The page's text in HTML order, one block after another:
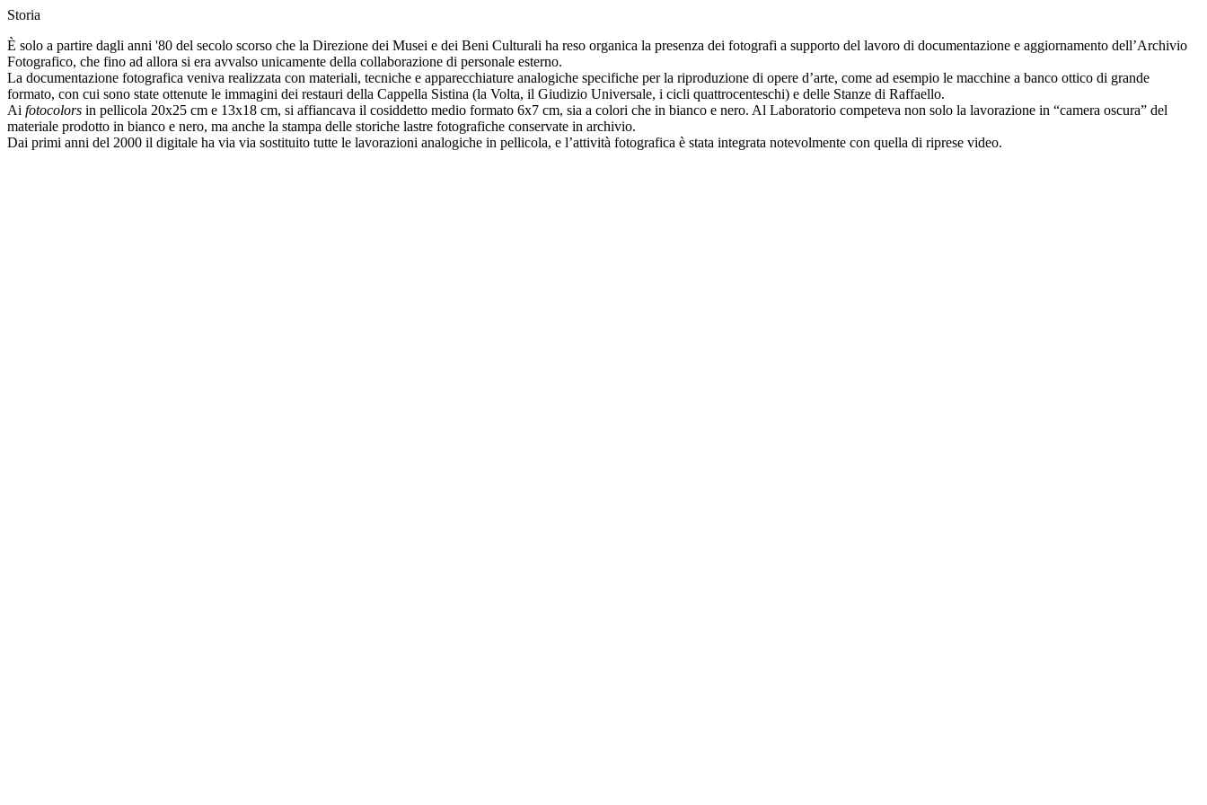
Storia
È solo a partire dagli anni '80 del secolo scorso che la Direzione dei Musei e dei Beni Culturali ha reso organica la presenza dei fotografi a supporto del lavoro di documentazione e aggiornamento dell’Archivio
Fotografico, che fino ad allora si era avvalso unicamente della collaborazione di personale esterno.
La documentazione fotografica veniva realizzata con materiali, tecniche e apparecchiature analogiche specifiche per la riproduzione di opere d’arte, come ad esempio le macchine a banco ottico di grande
formato, con cui sono state ottenute le immagini dei restauri della Cappella Sistina (la Volta, il Giudizio Universale, i cicli quattrocenteschi) e delle Stanze di Raffaello.
Ai fotocolors in pellicola 20x25 cm e 13x18 cm, si affiancava il cosiddetto medio formato 6x7 cm, sia a colori che in bianco e nero. Al Laboratorio competeva non solo la lavorazione in “camera oscura” del
materiale prodotto in bianco e nero, ma anche la stampa delle storiche lastre fotografiche conservate in archivio.
Dai primi anni del 2000 il digitale ha via via sostituito tutte le lavorazioni analogiche in pellicola, e l’attività fotografica è stata integrata notevolmente con quella di riprese video.